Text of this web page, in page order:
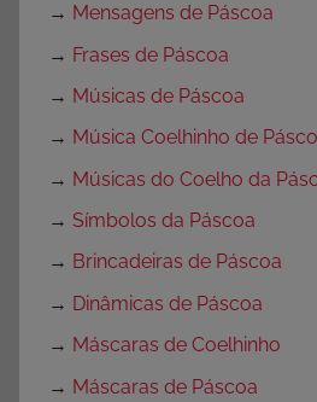
→ Mensagens de Páscoa
→ Frases de Páscoa
→ Músicas de Páscoa
→ Música Coelhinho de
→ Músicas do Coelho da
→ Símbolos da Páscoa
→ Brincadeiras de Páscoa
→ Dinâmicas de Páscoa
→ Máscaras de Coelhinho
→ Máscaras de Páscoa